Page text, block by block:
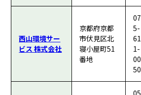
西山環境サー
ビス 株式会社
京都府京都
市伏見区北
寝小屋町51
番地
07
5-
61
1-
00
50